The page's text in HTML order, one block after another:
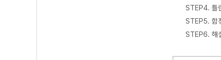
STEP4. 틀
STEP5. 함
STEP6. 해